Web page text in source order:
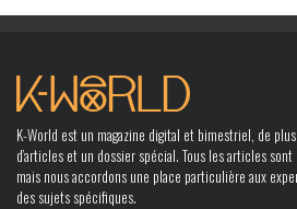
K-World est un magazine digital et bimestriel, de
d’articles et un dossier spécial. Tous les articles
mais nous accordons une place particulière aux
des sujets spécifiques.